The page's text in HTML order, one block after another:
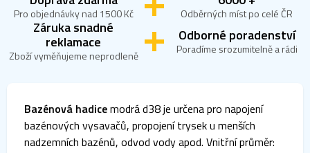
Pro objednávky nad 1500 Kč Odběrných míst po celé ČR
Záruka snadné
reklamace
Zboží vyměňujeme neprodleně
Odborné poradenství
Poradíme srozumitelně a rádi
Bazénová hadicemodrá d38 je určena pro napojení
bazénových vysavačů, propojení trysek u menších
nadzemních bazénů, odvod vody apod. Vnitřní průměr: